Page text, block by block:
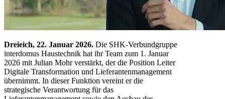
Dreieich, 22. Januar 2026. Die SHK-Verbundgruppe
interdomus Haustechnik hat ihr Team zum 1. Januar
2026 mit Julian Mohr verstärkt, der die Position Leiter
Digitale Transformation und Lieferantenmanagement
übernimmt. In dieser Funktion vereint er die
strategische Verantwortung für das